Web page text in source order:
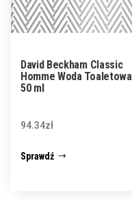
David Beckham Classic
Homme Woda Toaletowa
50 ml
94.34zł
Sprawdź